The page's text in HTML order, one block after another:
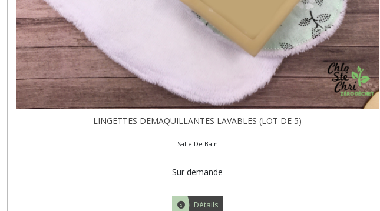
LINGETTES DEMAQUILLANTES LAVABLES (LOT DE 5)
Salle De Bain
Sur demande
Détails